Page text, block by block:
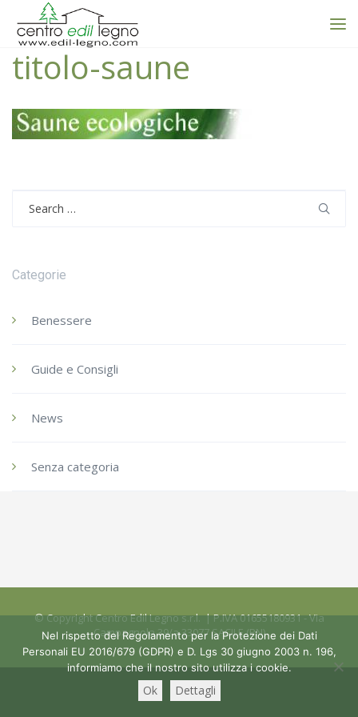
titolo-saune
Categorie
Benessere
Guide e Consigli
News
Senza categoria
© Copyright Centro Edil Legno s.r.l. | P.IVA 01655180931 - Via
Campagnola 39/a 33077 SACILE (PN)
Nel rispetto del Regolamento per la Protezione dei Dati
Personali EU 2016/679 (GDPR) e D. Lgs 30 giugno 2003 n. 196,
informiamo che il nostro sito utilizza i cookie.
Ok Dettagli